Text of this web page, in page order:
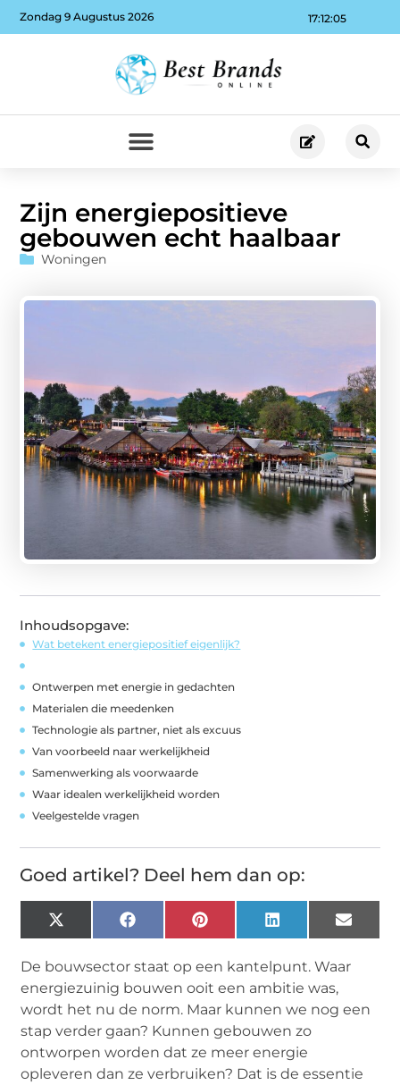
17:12:06
Zondag 9 Augustus 2026
Zijn energiepositieve
gebouwen echt haalbaar
Woningen
Inhoudsopgave:
Wat betekent energiepositief eigenlijk?
Ontwerpen met energie in gedachten
Materialen die meedenken
Technologie als partner, niet als excuus
Van voorbeeld naar werkelijkheid
Samenwerking als voorwaarde
Waar idealen werkelijkheid worden
Veelgestelde vragen
Goed artikel? Deel hem dan op:
X
(Twitter)
FacebookPinterest LinkedIn Email
De bouwsector staat op een kantelpunt. Waar
energiezuinig bouwen ooit een ambitie was,
wordt het nu de norm. Maar kunnen we nog een
stap verder gaan? Kunnen gebouwen zo
ontworpen worden dat ze meer energie
opleveren dan ze verbruiken? Dat is de essentie